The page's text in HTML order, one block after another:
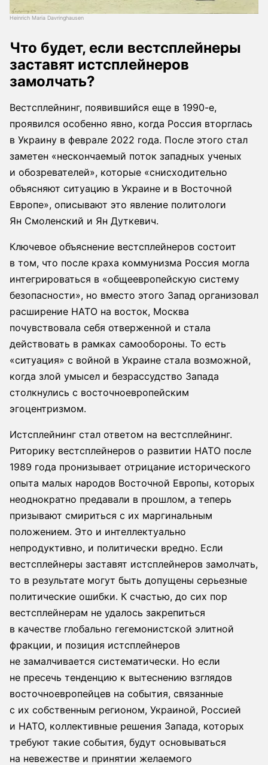
Heinrich Maria Davringhausen
Что будет, если вестсплейнеры
заставят истсплейнеров
замолчать?
Вестсплейнинг, появившийся еще в 1990-е,
проявился особенно явно, когда Россия вторглась
в Украину в феврале 2022 года. После этого стал
заметен «нескончаемый поток западных ученых
и обозревателей», которые «снисходительно
объясняют ситуацию в Украине и в Восточной
Европе», описывают это явление политологи
Ян Смоленский и Ян Дуткевич.
Ключевое объяснение вестсплейнеров состоит
в том, что после краха коммунизма Россия могла
интегрироваться в «общеевропейскую систему
безопасности», но вместо этого Запад организовал
расширение НАТО на восток, Москва
почувствовала себя отверженной и стала
действовать в рамках самообороны. То есть
«ситуация» с войной в Украине стала возможной,
когда злой умысел и безрассудство Запада
столкнулись с восточноевропейским
эгоцентризмом.
Истсплейнинг стал ответом на вестсплейнинг.
Риторику вестсплейнеров о развитии НАТО после
1989 года пронизывает отрицание исторического
опыта малых народов Восточной Европы, которых
неоднократно предавали в прошлом, а теперь
призывают смириться с их маргинальным
положением. Это и интеллектуально
непродуктивно, и политически вредно. Если
вестсплейнеры заставят истсплейнеров замолчать,
то в результате могут быть допущены серьезные
политические ошибки. К счастью, до сих пор
вестсплейнерам не удалось закрепиться
в качестве глобально гегемонистской элитной
фракции, и позиция истсплейнеров
не замалчивается систематически. Но если
не пресечь тенденцию к вытеснению взглядов
восточноевропейцев на события, связанные
с их собственным регионом, Украиной, Россией
и НАТО, коллективные решения Запада, которых
требуют такие события, будут основываться
на невежестве и принятии желаемого